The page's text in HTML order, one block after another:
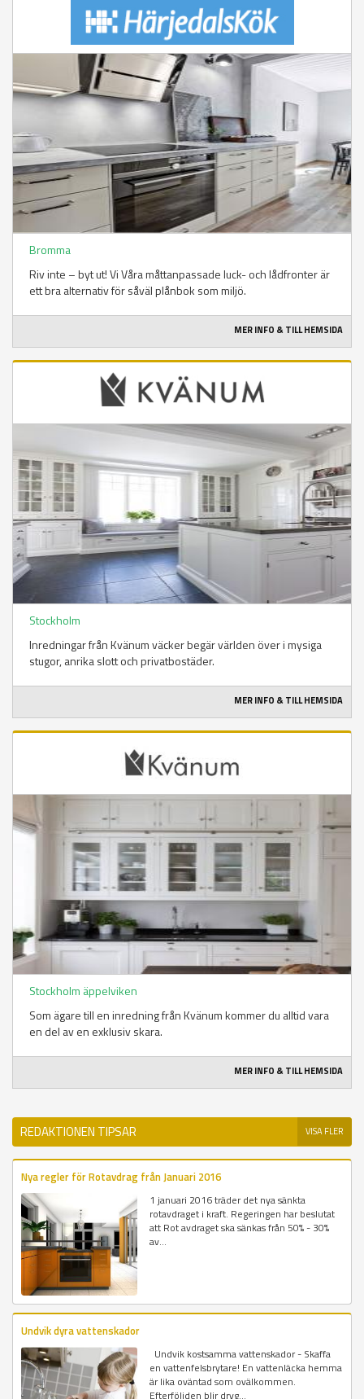
Bromma
Riv inte – byt ut! Vi Våra måttanpassade luck- och lådfronter är
ett bra alternativ för såväl plånbok som miljö.
MER INFO & TILL HEMSIDA
Stockholm
Inredningar från Kvänum väcker begär världen över i mysiga
stugor, anrika slott och privatbostäder.
MER INFO & TILL HEMSIDA
Stockholm äppelviken
Som ägare till en inredning från Kvänum kommer du alltid vara
en del av en exklusiv skara.
MER INFO & TILL HEMSIDA
REDAKTIONEN TIPSAR VISA FLER
Nya regler för Rotavdrag från Januari 2016
1 januari 2016 träder det nya sänkta
rotavdraget i kraft. Regeringen har beslutat
att Rot avdraget ska sänkas från 50% - 30%
av...
Undvik dyra vattenskador
Undvik kostsamma vattenskador - Skaffa
en vattenfelsbrytare! En vattenläcka hemma
är lika oväntad som ovälkommen.
Efterföljden blir dryg...